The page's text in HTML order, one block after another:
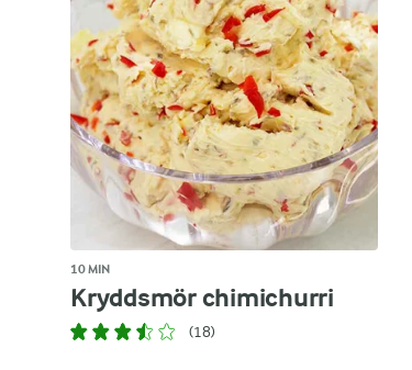
10 MIN
Kryddsmör chimichurri
(18)